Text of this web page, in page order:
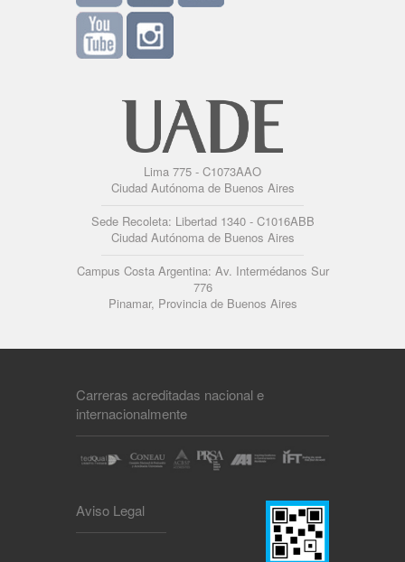
Lima 775 - C1073AAO
Ciudad Autónoma de Buenos Aires
Sede Recoleta: Libertad 1340 - C1016ABB
Ciudad Autónoma de Buenos Aires
Campus Costa Argentina: Av. Intermédanos Sur
776
Pinamar, Provincia de Buenos Aires
Carreras acreditadas nacional e
internacionalmente
Aviso Legal